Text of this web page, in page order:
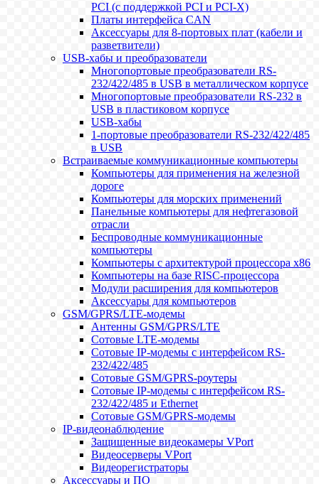
PCI (с поддержкой PCI и PCI-X)
Платы интерфейса CAN
Аксессуары для 8-портовых плат (кабели и
разветвители)
USB-хабы и преобразователи
Многопортовые преобразователи RS-
232/422/485 в USB в металлическом корпусе
Многопортовые преобразователи RS-232 в
USB в пластиковом корпусе
USB-хабы
1-портовые преобразователи RS-232/422/485
в USB
Встраиваемые коммуникационные компьютеры
Компьютеры для применения на железной
дороге
Компьютеры для морских применений
Панельные компьютеры для нефтегазовой
отрасли
Беспроводные коммуникационные
компьютеры
Компьютеры с архитектурой процессора x86
Компьютеры на базе RISC-процессора
Модули расширения для компьютеров
Аксессуары для компьютеров
GSM/GPRS/LTE-модемы
Антенны GSM/GPRS/LTE
Сотовые LTE-модемы
Сотовые IP-модемы с интерфейсом RS-
232/422/485
Сотовые GSM/GPRS-роутеры
Сотовые IP-модемы с интерфейсом RS-
232/422/485 и Ethernet
Сотовые GSM/GPRS-модемы
IP-видеонаблюдение
Защищенные видеокамеры VPort
Видеосерверы VPort
Видеорегистраторы
Аксессуары и ПО